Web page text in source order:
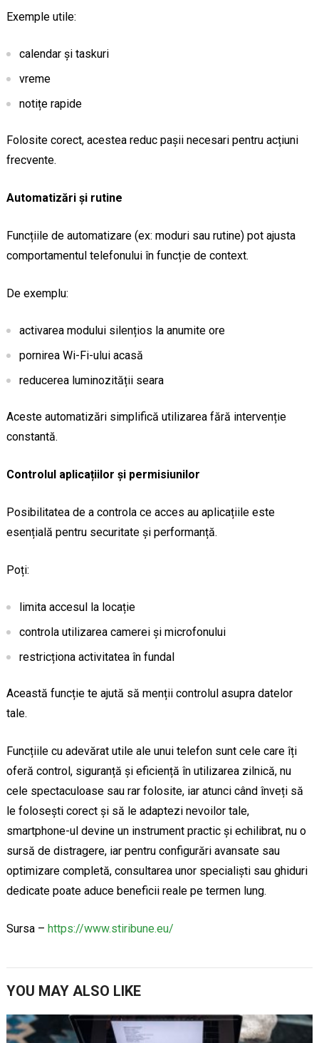
Exemple utile:
calendar și taskuri
vreme
notițe rapide
Folosite corect, acestea reduc pașii necesari pentru acțiuni
frecvente.
Automatizări și rutine
Funcțiile de automatizare (ex: moduri sau rutine) pot ajusta
comportamentul telefonului în funcție de context.
De exemplu:
activarea modului silențios la anumite ore
pornirea Wi-Fi-ului acasă
reducerea luminozității seara
Aceste automatizări simplifică utilizarea fără intervenție
constantă.
Controlul aplicațiilor și permisiunilor
Posibilitatea de a controla ce acces au aplicațiile este
esențială pentru securitate și performanță.
Poți:
limita accesul la locație
controla utilizarea camerei și microfonului
restricționa activitatea în fundal
Această funcție te ajută să menții controlul asupra datelor
tale.
Funcțiile cu adevărat utile ale unui telefon sunt cele care îți
oferă control, siguranță și eficiență în utilizarea zilnică, nu
cele spectaculoase sau rar folosite, iar atunci când înveți să
le folosești corect și să le adaptezi nevoilor tale,
smartphone-ul devine un instrument practic și echilibrat, nu o
sursă de distragere, iar pentru configurări avansate sau
optimizare completă, consultarea unor specialiști sau ghiduri
dedicate poate aduce beneficii reale pe termen lung.
Sursa – https://www.stiribune.eu/
YOU MAY ALSO LIKE